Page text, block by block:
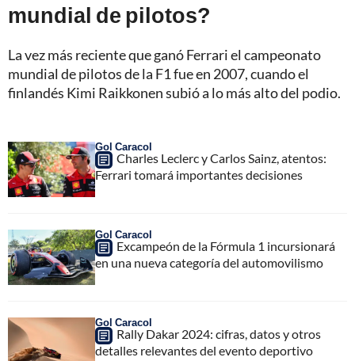
mundial de pilotos?
La vez más reciente que ganó Ferrari el campeonato
mundial de pilotos de la F1 fue en 2007, cuando el
finlandés Kimi Raikkonen subió a lo más alto del podio.
Gol Caracol
Charles Leclerc y Carlos Sainz, atentos:
Ferrari tomará importantes decisiones
Gol Caracol
Excampeón de la Fórmula 1 incursionará
en una nueva categoría del automovilismo
Gol Caracol
Rally Dakar 2024: cifras, datos y otros
detalles relevantes del evento deportivo